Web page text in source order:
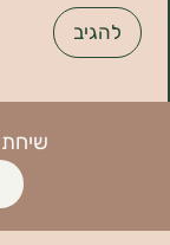
שיחת היכרות
מעבר